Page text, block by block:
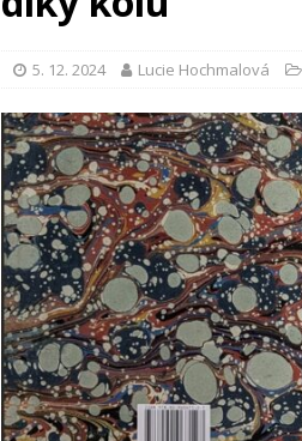
5. 12. 2024 Lucie Hochmalová